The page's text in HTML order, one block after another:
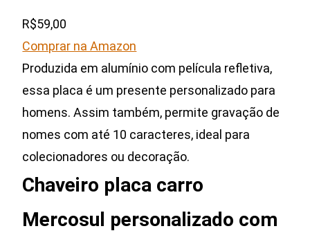
R$59,00
Comprar na Amazon
Produzida em alumínio com película refletiva,
essa placa é um presente personalizado para
homens. Assim também, permite gravação de
nomes com até 10 caracteres, ideal para
colecionadores ou decoração.
Chaveiro placa carro
Mercosul personalizado com